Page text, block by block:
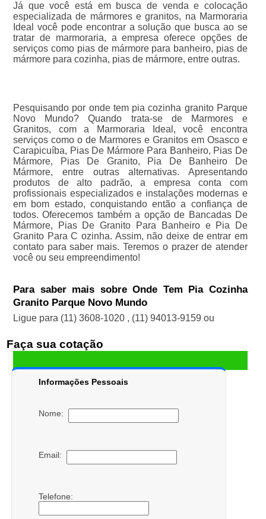
Já que você está em busca de venda e colocação
especializada de mármores e granitos, na Marmoraria
Ideal você pode encontrar a solução que busca ao se
tratar de marmoraria, a empresa oferece opções de
serviços como pias de mármore para banheiro, pias de
mármore para cozinha, pias de mármore, entre outras.
Pesquisando por onde tem pia cozinha granito Parque
Novo Mundo? Quando trata-se de Marmores e
Granitos, com a Marmoraria Ideal, você encontra
serviços como o de Marmores e Granitos em Osasco e
Carapicuíba, Pias De Mármore Para Banheiro, Pias De
Mármore, Pias De Granito, Pia De Banheiro De
Mármore, entre outras alternativas. Apresentando
produtos de alto padrão, a empresa conta com
profissionais especializados e instalações modernas e
em bom estado, conquistando então a confiança de
todos. Oferecemos também a opção de Bancadas De
Mármore, Pias De Granito Para Banheiro e Pia De
Granito Para C ozinha. Assim, não deixe de entrar em
contato para saber mais. Teremos o prazer de atender
você ou seu empreendimento!
Para saber mais sobre Onde Tem Pia Cozinha
Granito Parque Novo Mundo
Ligue para (11) 3608-1020 , (11) 94013-9159 ou
Faça sua cotação
Informações Pessoais
Nome:
Email:
Telefone: